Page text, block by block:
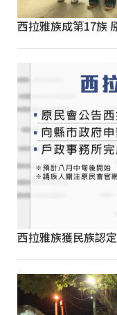
西拉雅族成第17族
西拉雅族獲民族認